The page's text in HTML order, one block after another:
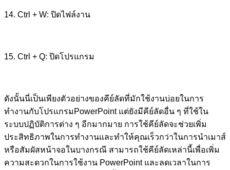
14. Ctrl + W: ปิดไฟล์งาน
15. Ctrl + Q: ปิดโปรแกรม
ดังนั้นนี่เป็นเพียงตัวอย่างของคีย์ลัดที่มักใช้งานบ่อยในการ
ทำงานกับโปรแกรมPowerPoint แต่ยังมีคีย์ลัดอื่น ๆ ที่ใช้ใน
ระบบปฏิบัติการต่าง ๆ อีกมากมาย การใช้คีย์ลัดจะช่วยเพิ่ม
ประสิทธิภาพในการทำงานและทำให้คุณเร็วกว่าในการนำเมาส์
หรือสัมผัสหน้าจอในบางกรณี สามารถใช้คีย์ลัดเหล่านี้เพื่อเพิ่ม
ความสะดวกในการใช้งาน PowerPoint และลดเวลาในการ